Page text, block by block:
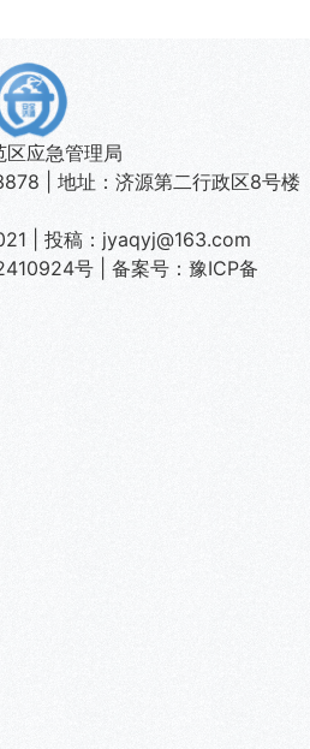
区应急管理局
| 地址：济源第二行政区8号楼
| 投稿：jyaqyj@163.com
号
备案号：豫ICP备